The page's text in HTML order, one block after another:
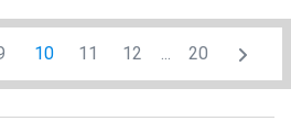
10 11 12 ... 20